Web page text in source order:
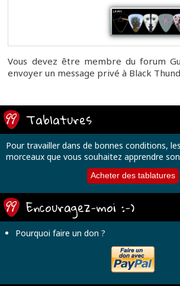
Vous devez être membre du forum
envoyer un message privé à Black
Tablatures
Pour travailler dans de bonnes conditions,
morceaux que vous souhaitez apprendre
Acheter des tablatures
Encouragez-moi :-)
Pourquoi faire un don ?